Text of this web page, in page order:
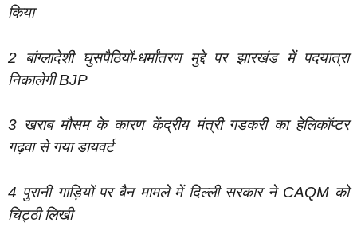
किया
2 बांग्लादेशी घुसपैठियों-धर्मांतरण मुद्दे पर झारखंड में पदयात्रा
निकालेगी BJP
3 खराब मौसम के कारण केंद्रीय मंत्री गडकरी का हेलिकॉप्टर
गढ़वा से गया डायवर्ट
4 पुरानी गाड़ियों पर बैन मामले में दिल्ली सरकार ने CAQM को
चिट्ठी लिखी